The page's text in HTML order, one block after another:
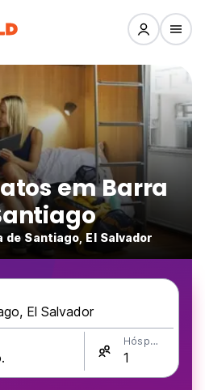
em Barra
de Santiago, El Salvador
Hóspedes